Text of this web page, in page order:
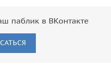
паблик в ВКонтакте